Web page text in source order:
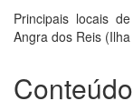
Principais locais
Angra dos Reis